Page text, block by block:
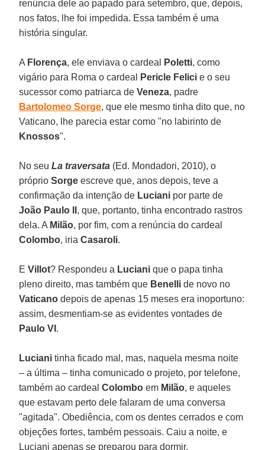
renúncia dele ao papado para setembro, que, depois,
nos fatos, lhe foi impedida. Essa também é uma
história singular.
A Florença, ele enviava o cardeal Poletti, como
vigário para Roma o cardeal
Pericle Felici e o seu
sucessor como patriarca deVeneza, padre
Bartolomeo Sorge, que ele mesmo tinha dito que, no
Vaticano, lhe parecia estar como "no labirinto de
Knossos".
No seuLa traversata (Ed. Mondadori, 2010), o
próprioSorge escreve que, anos depois, teve a
confirmação da intenção de Luciani por parte de
João Paulo II , que, portanto, tinha encontrado rastros
dela. A Milão, por fim, com a renúncia do cardeal
Colombo, iriaCasaroli.
EVillot? Respondeu a Luciani que o papa tinha
pleno direito, mas também que Benelli de novo no
Vaticano depois de apenas 15 meses era inoportuno:
assim, desmentiam-se as evidentes vontades de
Paulo VI .
Luciani tinha ficado mal, mas, naquela mesma noite
– a última – tinha comunicado o projeto, por telefone,
também ao cardealColombo em Milão, e aqueles
que estavam perto dele falaram de uma conversa
"agitada". Obediência, com os dentes cerrados e com
objeções fortes, também pessoais. Caiu a noite, e
Luciani apenas se preparou para dormir.